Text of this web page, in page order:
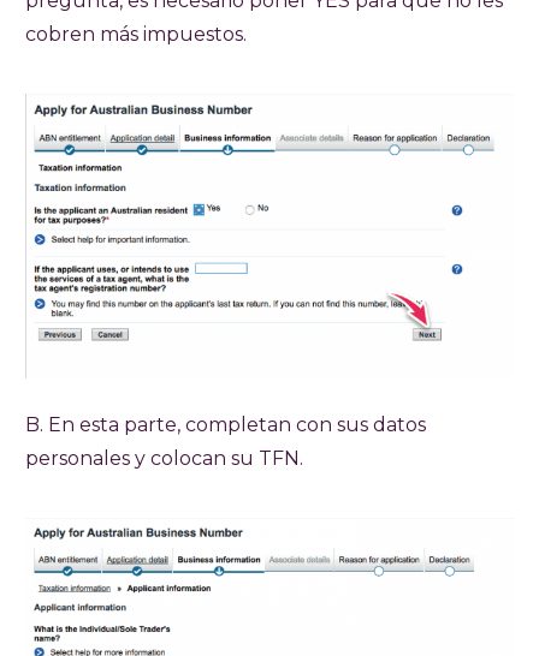
cobren más impuestos.
B. En esta parte, completan con sus datos
personales y colocan su TFN.